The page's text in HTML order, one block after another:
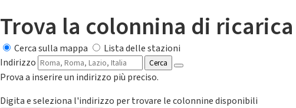
Trova la colonnina di
Cerca sulla mappa
Lista delle stazioni
Indirizzo
Cerca
Prova a inserire un indirizzo più preciso.
Digita e seleziona l'indirizzo per trovare le colonnine disponibili